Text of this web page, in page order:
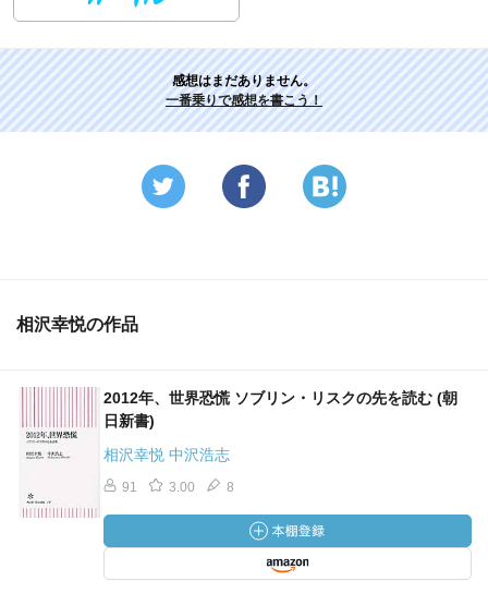
感想はまだありません。
一番乗りで感想を書こう！
相沢幸悦の作品
2012年、世界恐慌 ソブリン・リスクの先を読む (朝
日新書)
相沢幸悦 中沢浩志
91 3.00 8